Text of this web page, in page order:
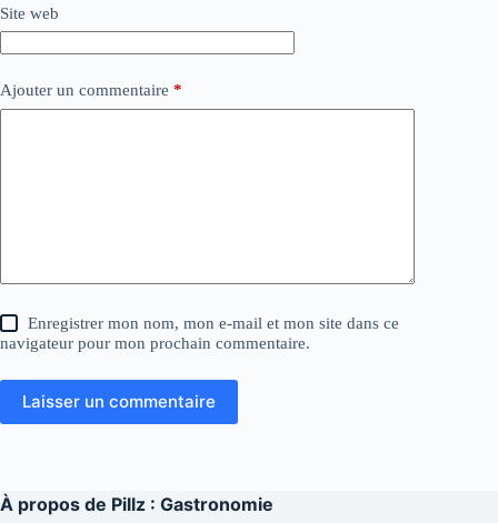
Site web
Ajouter un commentaire *
Enregistrer mon nom, mon e-mail et mon site dans ce
navigateur pour mon prochain commentaire.
Laisser un commentaire
À propos de Pillz : Gastronomie